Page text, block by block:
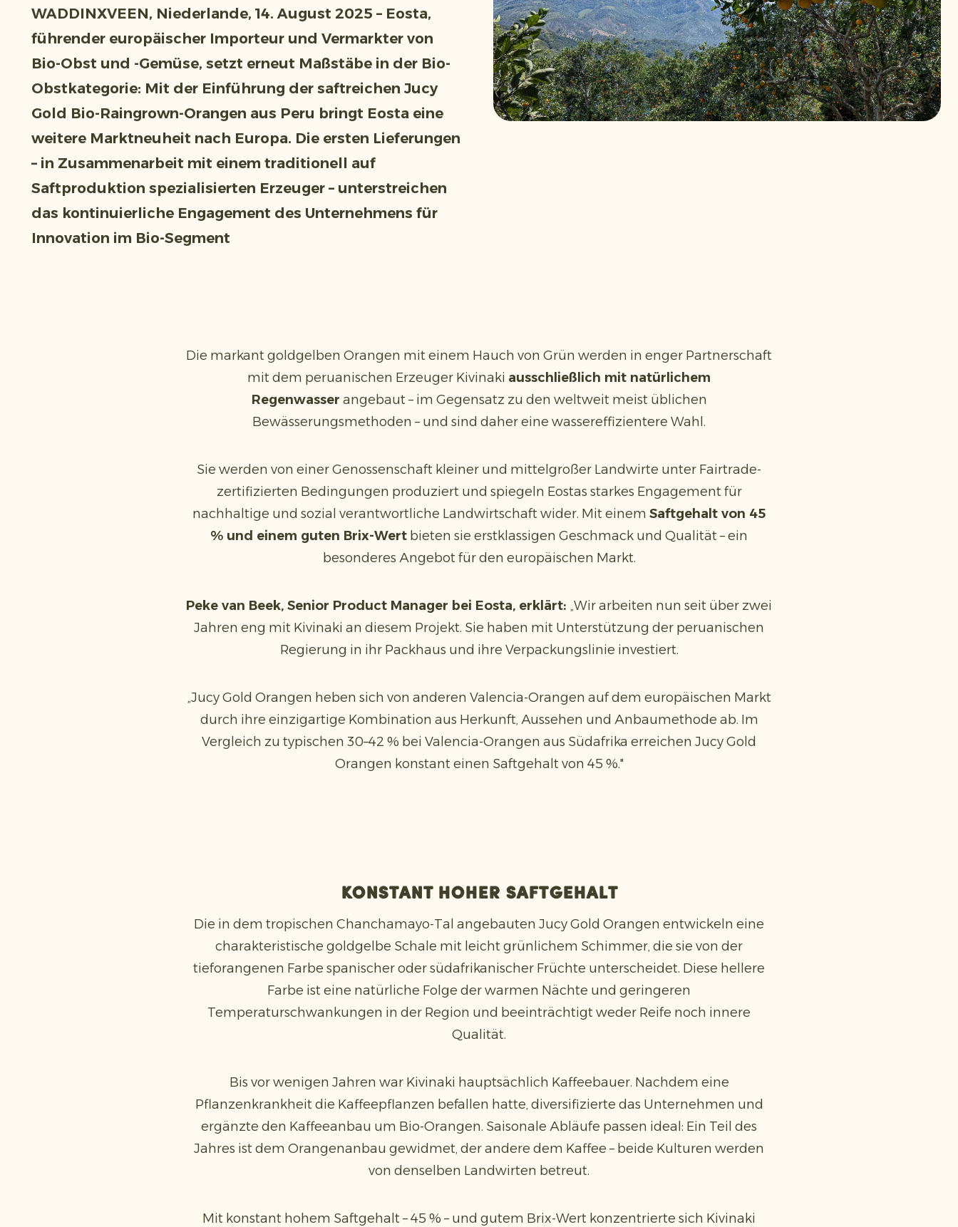
WADDINXVEEN, Niederlande, 14. August 2025 – Eosta,
führender europäischer Importeur und Vermarkter von
Bio-Obst und -Gemüse, setzt erneut Maßstäbe in der Bio-
Obstkategorie: Mit der Einführung der saftreichen Jucy
Gold Bio-Raingrown-Orangen aus Peru bringt Eosta eine
weitere Marktneuheit nach Europa. Die ersten Lieferungen
– in Zusammenarbeit mit einem traditionell auf
Saftproduktion spezialisierten Erzeuger – unterstreichen
das kontinuierliche Engagement des Unternehmens für
Innovation im Bio-Segment
Die markant goldgelben Orangen mit einem Hauch von Grün werden in enger Partnerschaft
mit dem peruanischen Erzeuger Kivinaki ausschließlich mit natürlichem
Regenwasser angebaut – im Gegensatz zu den weltweit meist üblichen
Bewässerungsmethoden – und sind daher eine wasser­effizientere Wahl.
Sie werden von einer Genossenschaft kleiner und mittelgroßer Landwirte unter Fairtrade-
zertifizierten Bedingungen produziert und spiegeln Eostas starkes Engagement für
nachhaltige und sozial verantwortliche Landwirtschaft wider. Mit einem Saftgehalt von 45
% und einem guten Brix-Wert bieten sie erstklassigen Geschmack und Qualität – ein
besonderes Angebot für den europäischen Markt.
Peke van Beek, Senior Product Manager bei Eosta, erklärt: „Wir arbeiten nun seit über zwei
Jahren eng mit Kivinaki an diesem Projekt. Sie haben mit Unterstützung der peruanischen
Regierung in ihr Packhaus und ihre Verpackungslinie investiert.
„Jucy Gold Orangen heben sich von anderen Valencia-Orangen auf dem europäischen Markt
durch ihre einzigartige Kombination aus Herkunft, Aussehen und Anbaumethode ab. Im
Vergleich zu typischen 30–42 % bei Valencia-Orangen aus Südafrika erreichen Jucy Gold
Orangen konstant einen Saftgehalt von 45 %."
Konstant hoher Saftgehalt
Die in dem tropischen Chanchamayo-Tal angebauten Jucy Gold Orangen entwickeln eine
charakteristische goldgelbe Schale mit leicht grünlichem Schimmer, die sie von der
tieforangenen Farbe spanischer oder südafrikanischer Früchte unterscheidet. Diese hellere
Farbe ist eine natürliche Folge der warmen Nächte und geringeren
Temperaturschwankungen in der Region und beeinträchtigt weder Reife noch innere
Qualität.
Bis vor wenigen Jahren war Kivinaki hauptsächlich Kaffeebauer. Nachdem eine
Pflanzenkrankheit die Kaffeepflanzen befallen hatte, diversifizierte das Unternehmen und
ergänzte den Kaffeeanbau um Bio-Orangen. Saisonale Abläufe passen ideal: Ein Teil des
Jahres ist dem Orangenanbau gewidmet, der andere dem Kaffee – beide Kulturen werden
von denselben Landwirten betreut.
Mit konstant hohem Saftgehalt – 45 % – und gutem Brix-Wert konzentrierte sich Kivinaki